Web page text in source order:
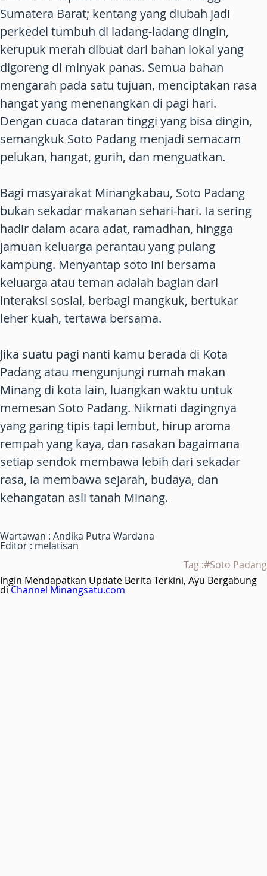
Sumatera Barat; kentang yang diubah jadi
perkedel tumbuh di ladang-ladang dingin,
kerupuk merah dibuat dari bahan lokal yang
digoreng di minyak panas. Semua bahan
mengarah pada satu tujuan, menciptakan rasa
hangat yang menenangkan di pagi hari.
Dengan cuaca dataran tinggi yang bisa dingin,
semangkuk Soto Padang menjadi semacam
pelukan, hangat, gurih, dan menguatkan.
Bagi masyarakat Minangkabau, Soto Padang
bukan sekadar makanan sehari-hari. Ia sering
hadir dalam acara adat, ramadhan, hingga
jamuan keluarga perantau yang pulang
kampung. Menyantap soto ini bersama
keluarga atau teman adalah bagian dari
interaksi sosial, berbagi mangkuk, bertukar
leher kuah, tertawa bersama.
Jika suatu pagi nanti kamu berada di Kota
Padang atau mengunjungi rumah makan
Minang di kota lain, luangkan waktu untuk
memesan Soto Padang. Nikmati dagingnya
yang garing tipis tapi lembut, hirup aroma
rempah yang kaya, dan rasakan bagaimana
setiap sendok membawa lebih dari sekadar
rasa, ia membawa sejarah, budaya, dan
kehangatan asli tanah Minang.
Wartawan : Andika Putra Wardana
Editor : melatisan
Tag :#Soto Padang
Ingin Mendapatkan Update Berita Terkini, Ayu Bergabung
diChannel Minangsatu.com